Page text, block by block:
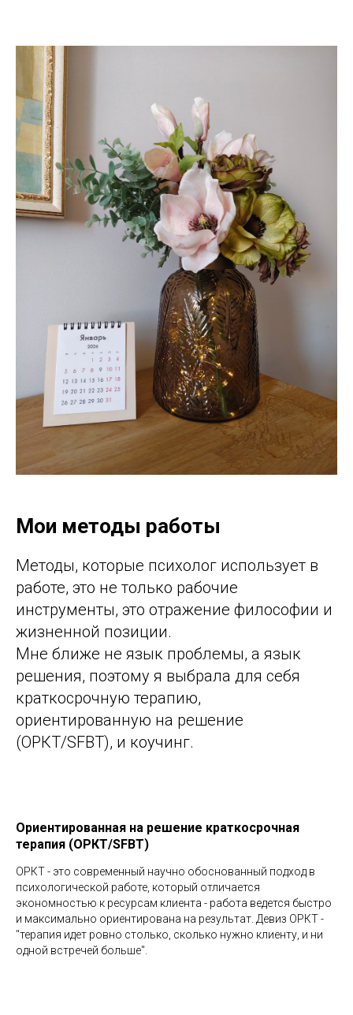
Мои методы работы
Методы, которые психолог использует в
работе, это не только рабочие
инструменты, это отражение философии и
жизненной позиции.
Мне ближе не язык проблемы, а язык
решения, поэтому я выбрала для себя
краткосрочную терапию,
ориентированную на решение
(ОРКТ/SFBT), и коучинг.
Ориентированная на решение краткосрочная
терапия (ОРКТ/SFBT)
ОРКТ - это современный научно обоснованный подход в
психологической работе, который отличается
экономностью к ресурсам клиента - работа ведется быстро
и максимально ориентирована на результат. Девиз ОРКТ -
"терапия идет ровно столько, сколько нужно клиенту, и ни
одной встречей больше".